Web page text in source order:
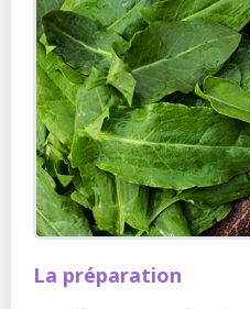
La préparation